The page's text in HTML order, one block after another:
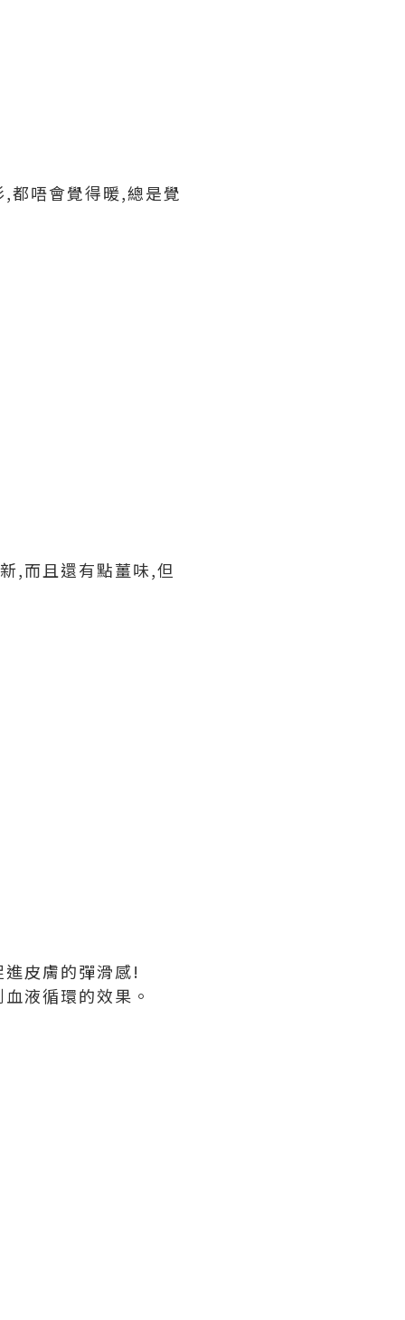
都唔會覺得暖,總是覺
,而且還有點薑味,但
皮膚的彈滑感!
液循環的效果。